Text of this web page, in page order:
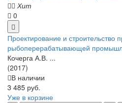
Хит
0
Проектирование и строительство
рыбоперерабатывающей
Кочерга А.В. ...
(2017)
В наличии
3 485 руб.
Уже в корзине